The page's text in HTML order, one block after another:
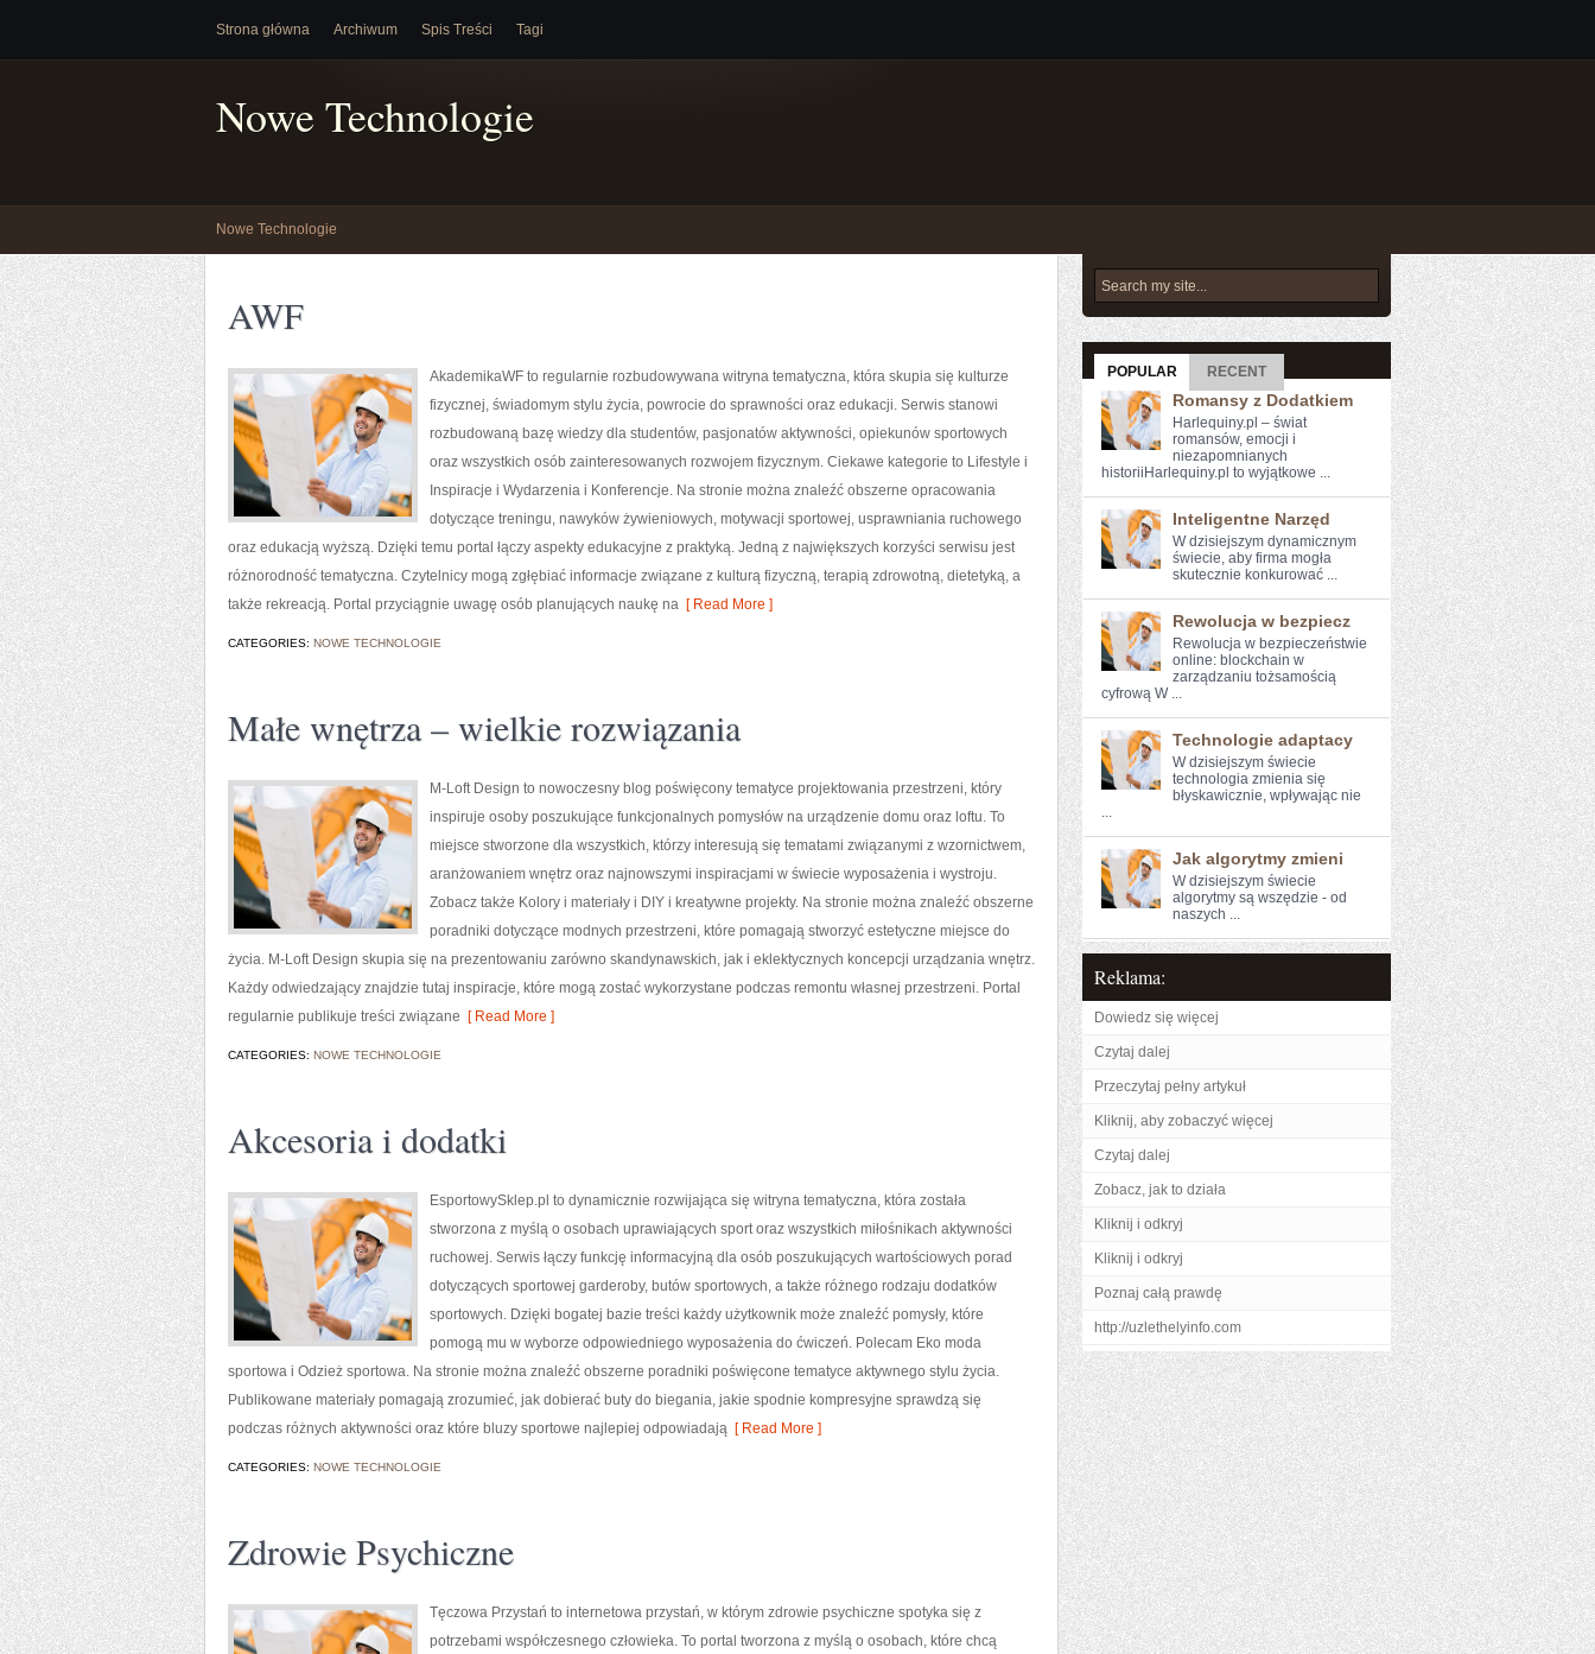
Strona główna Archiwum Spis Treści Tagi
Nowe Technologie
Nowe Technologie
AWF
AkademikaWF to regularnie rozbudowywana witryna tematyczna, która skupia się kulturze
fizycznej, świadomym stylu życia, powrocie do sprawności oraz edukacji. Serwis stanowi
rozbudowaną bazę wiedzy dla studentów, pasjonatów aktywności, opiekunów sportowych
oraz wszystkich osób zainteresowanych rozwojem fizycznym. Ciekawe kategorie to Lifestyle i
Inspiracje i Wydarzenia i Konferencje. Na stronie można znaleźć obszerne opracowania
dotyczące treningu, nawyków żywieniowych, motywacji sportowej, usprawniania ruchowego
oraz edukacją wyższą. Dzięki temu portal łączy aspekty edukacyjne z praktyką. Jedną z największych korzyści serwisu jest
różnorodność tematyczna. Czytelnicy mogą zgłębiać informacje związane z kulturą fizyczną, terapią zdrowotną, dietetyką, a
także rekreacją. Portal przyciągnie uwagę osób planujących naukę na [ Read More ]
CATEGORIES: NOWE TECHNOLOGIE
Małe wnętrza – wielkie rozwiązania
M-Loft Design to nowoczesny blog poświęcony tematyce projektowania przestrzeni, który
inspiruje osoby poszukujące funkcjonalnych pomysłów na urządzenie domu oraz loftu. To
miejsce stworzone dla wszystkich, którzy interesują się tematami związanymi z wzornictwem,
aranżowaniem wnętrz oraz najnowszymi inspiracjami w świecie wyposażenia i wystroju.
Zobacz także Kolory i materiały i DIY i kreatywne projekty. Na stronie można znaleźć obszerne
poradniki dotyczące modnych przestrzeni, które pomagają stworzyć estetyczne miejsce do
życia. M-Loft Design skupia się na prezentowaniu zarówno skandynawskich, jak i eklektycznych koncepcji urządzania wnętrz.
Każdy odwiedzający znajdzie tutaj inspiracje, które mogą zostać wykorzystane podczas remontu własnej przestrzeni. Portal
regularnie publikuje treści związane [ Read More ]
CATEGORIES: NOWE TECHNOLOGIE
Akcesoria i dodatki
EsportowySklep.pl to dynamicznie rozwijająca się witryna tematyczna, która została
stworzona z myślą o osobach uprawiających sport oraz wszystkich miłośnikach aktywności
ruchowej. Serwis łączy funkcję informacyjną dla osób poszukujących wartościowych porad
dotyczących sportowej garderoby, butów sportowych, a także różnego rodzaju dodatków
sportowych. Dzięki bogatej bazie treści każdy użytkownik może znaleźć pomysły, które
pomogą mu w wyborze odpowiedniego wyposażenia do ćwiczeń. Polecam Eko moda
sportowa i Odzież sportowa. Na stronie można znaleźć obszerne poradniki poświęcone tematyce aktywnego stylu życia.
Publikowane materiały pomagają zrozumieć, jak dobierać buty do biegania, jakie spodnie kompresyjne sprawdzą się
podczas różnych aktywności oraz które bluzy sportowe najlepiej odpowiadają [ Read More ]
CATEGORIES: NOWE TECHNOLOGIE
Zdrowie Psychiczne
Tęczowa Przystań to internetowa przystań, w którym zdrowie psychiczne spotyka się z
potrzebami współczesnego człowieka. To portal tworzona z myślą o osobach, które chcą
POPULAR RECENT
Romansy z Dodatkiem
Harlequiny.pl – świat
romansów, emocji i
niezapomnianych
historiiHarlequiny.pl to wyjątkowe ...
Inteligentne Narzęd
W dzisiejszym dynamicznym⁤
świecie, aby⁤ firma mogła
skutecznie konkurować‍ ...
Rewolucja w bezpiecz
Rewolucja w ⁣bezpieczeństwie ​
online: blockchain w
zarządzaniu ‍tożsamością
cyfrową W ...
Technologie adaptacy
W dzisiejszym świecie
technologia ‍zmienia się
błyskawicznie, wpływając nie
...
Jak algorytmy zmieni
W dzisiejszym świecie
algorytmy są wszędzie - od
naszych ...
Reklama:
Dowiedz się więcej
Czytaj dalej
Przeczytaj pełny artykuł
Kliknij, aby zobaczyć więcej
Czytaj dalej
Zobacz, jak to działa
Kliknij i odkryj
Kliknij i odkryj
Poznaj całą prawdę
http://uzlethelyinfo.com